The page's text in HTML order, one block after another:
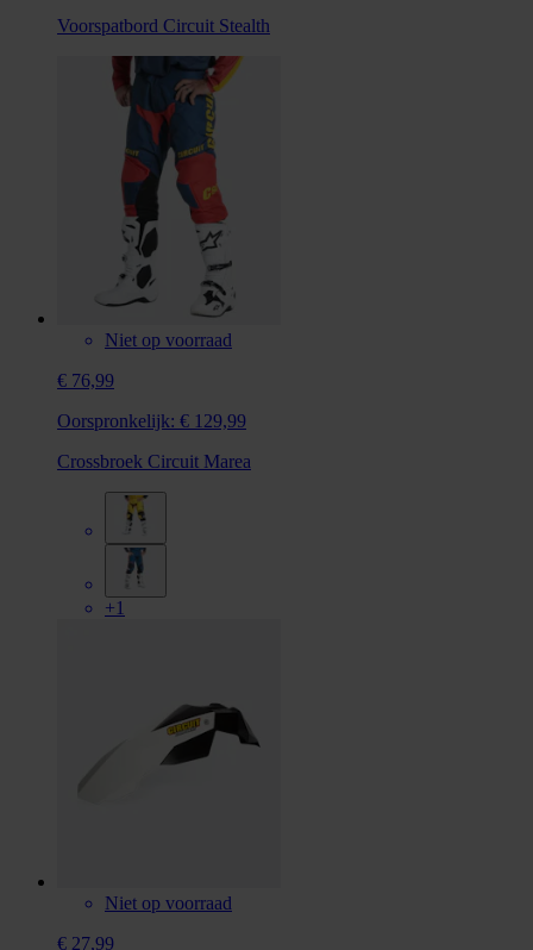
Voorspatbord Circuit Stealth
Niet op voorraad
€ 76,99
Oorspronkelijk: € 129,99
Crossbroek Circuit Marea
+1
Niet op voorraad
€ 27,99